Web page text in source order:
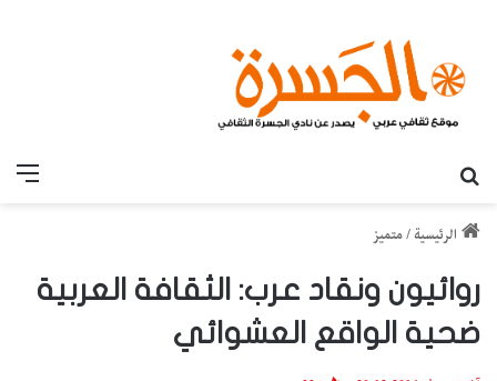
الرئيسية /متميز
روائيون ونقاد عرب: الثقافة العربية
ضحية الواقع العشوائي